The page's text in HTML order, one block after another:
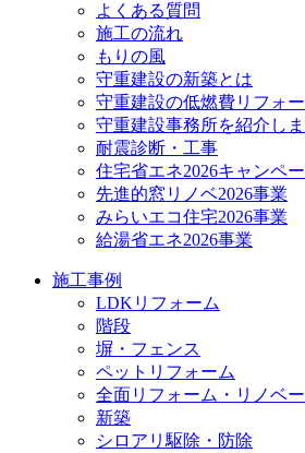
よくある質問
施工の流れ
もりの風
守重建設の新築とは
守重建設の低燃費リフォ
守重建設事務所を紹介し
耐震診断・工事
住宅省エネ2026キャンペ
先進的窓リノベ2026事業
みらいエコ住宅2026事業
給湯省エネ2026事業
施工事例
LDKリフォーム
階段
塀・フェンス
ペットリフォーム
全面リフォーム・リノベ
新築
シロアリ駆除・防除